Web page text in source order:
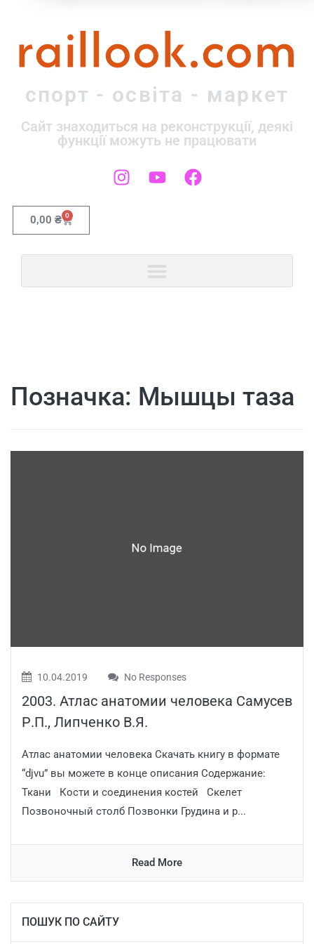
raillook.com
спорт - освіта - маркет
Сайт знаходиться на реконструкції, деякі
функції можуть не працювати
0,00 ₴ 0
Позначка: Мышцы таза
10.04.2019 No Responses
2003. Атлас анатомии человека Самусев
Р.П., Липченко В.Я.
Атлас анатомии человека Скачать книгу в формате
“djvu” вы можете в конце описания Содержание:
Ткани Кости и соединения костей Скелет
Позвоночный столб Позвонки Грудина и р...
Read More
ПОШУК ПО САЙТУ